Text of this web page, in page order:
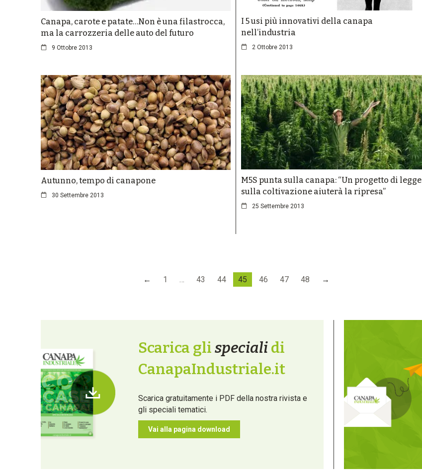
Canapa, carote e patate…Non è una filastrocca,
ma la carrozzeria delle auto del futuro
9 Ottobre 2013
I 5 usi più innovativi della canapa
nell’industria
2 Ottobre 2013
Autunno, tempo di canapone
30 Settembre 2013
M5S punta sulla canapa: “Un progetto di legge
sulla coltivazione aiuterà la ripresa”
25 Settembre 2013
← 1 … 43 44 45 46 47 48 →
Scarica glispecialidi
CanapaIndustriale.it
Scarica gratuitamente i PDF della nostra rivista e
gli speciali tematici.
Vai alla pagina download